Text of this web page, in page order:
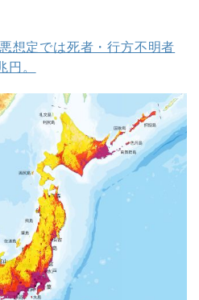
想定では死者・行方不明者
。